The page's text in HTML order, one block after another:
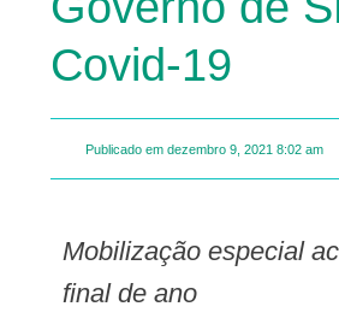
Covid-19
Publicado em dezembro 9, 2021 8:02 am
Mobilização especial acontece até sexta-feira (10) para incentivar população a completar o esquema vacinal antes das festas de
final de ano